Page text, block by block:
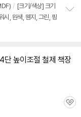
/ [크기/색상] 크기
시, 원색, 웬지, 그린, 핑
기
단 높이조절 철제 책장
관